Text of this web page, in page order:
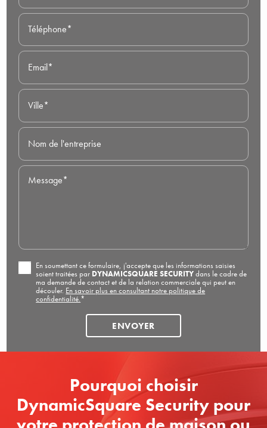
Téléphone*
Email*
Ville*
Nom de l'entreprise
Message*
En soumettant ce formulaire, j'accepte que les informations saisies
soient traitées par DYNAMICSQUARE SECURITYdans le cadre de
ma demande de contact et de la relation commerciale qui peut en
découler. En savoir plus en consultant notre politique de
confidentialité.*
Pourquoi choisir
DynamicSquare Security pour